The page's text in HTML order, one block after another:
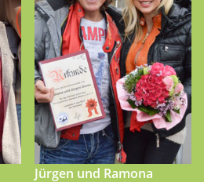
Jürgen und Ramona